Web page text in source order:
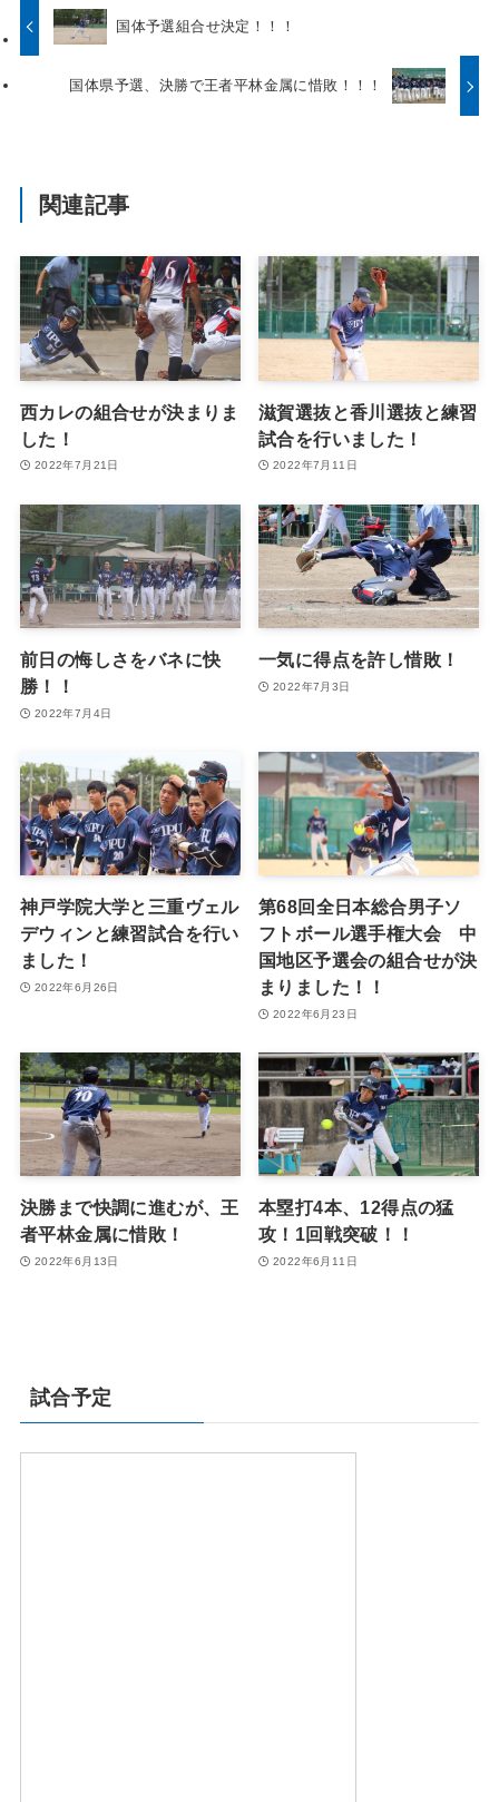
国体予選組合せ決定！！！
国体県予選、決勝で王者平林金属に惜敗！！！
関連記事
西カレの組合せが決まりま
した！
2022年7月21日
滋賀選抜と香川選抜と練習
試合を行いました！
2022年7月11日
前日の悔しさをバネに快
勝！！
2022年7月4日
一気に得点を許し惜敗！
2022年7月3日
神戸学院大学と三重ヴェル
デウィンと練習試合を行い
ました！
2022年6月26日
第68回全日本総合男子ソ
フトボール選手権大会 中
国地区予選会の組合せが決
まりました！！
2022年6月23日
決勝まで快調に進むが、王
者平林金属に惜敗！
2022年6月13日
本塁打4本、12得点の猛
攻！1回戦突破！！
2022年6月11日
試合予定